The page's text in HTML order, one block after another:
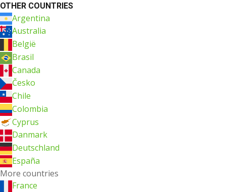
OTHER COUNTRIES
Argentina
Australia
België
Brasil
Canada
Česko
Chile
Colombia
Cyprus
Danmark
Deutschland
España
More countries
France